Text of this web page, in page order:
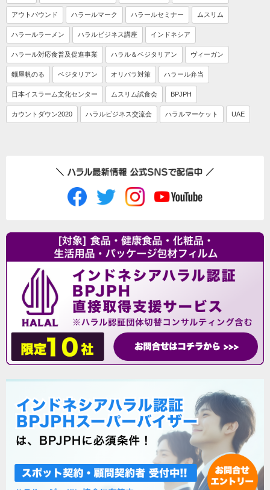
アウトバウンド ハラールマーク ハラールセミナー ムスリム
ハラールラーメン ハラルビジネス講座 インドネシア
ハラール対応食普及促進事業 ハラル＆ベジタリアン ヴィーガン
麵屋帆のる ベジタリアン オリパラ対策 ハラール弁当
日本イスラーム文化センター ムスリム試食会 BPJPH
カウントダウン2020 ハラルビジネス交流会 ハラルマーケット UAE